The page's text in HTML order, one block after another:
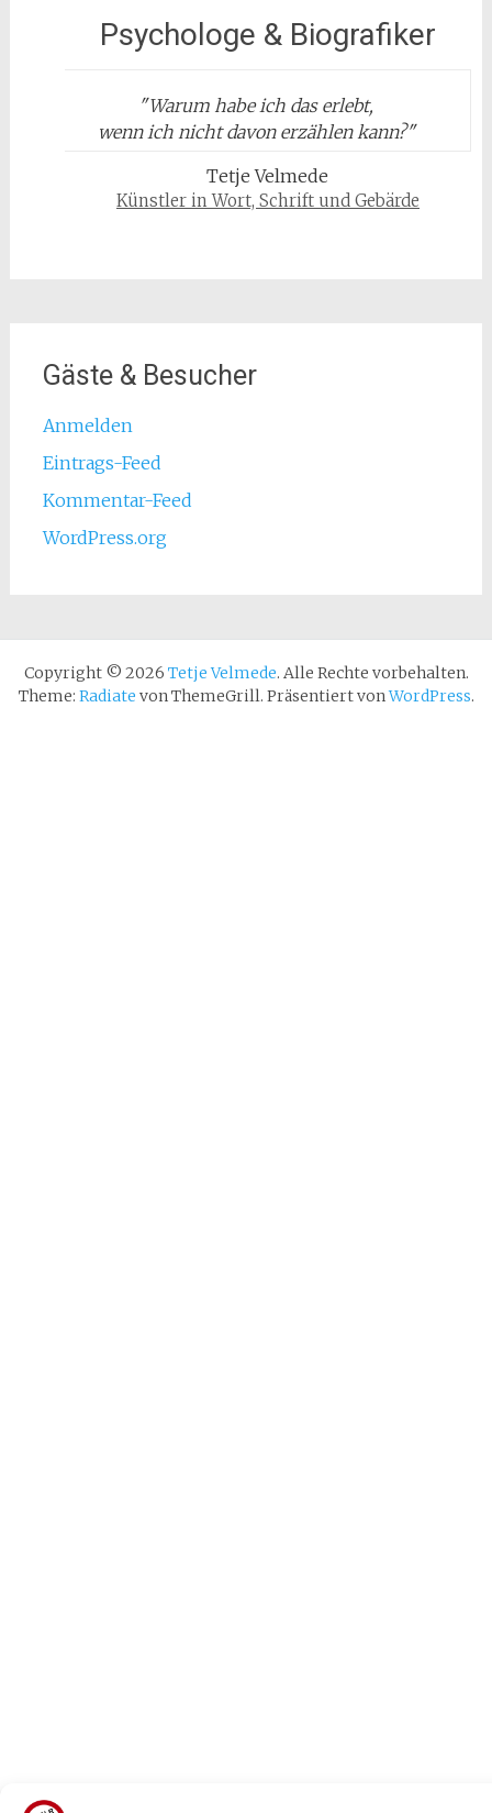
Psychologe & Biografiker
"Warum habe ich das erlebt,
wenn ich nicht davon erzählen kann?"
Tetje Velmede
Künstler in Wort, Schrift und Gebärde
Gäste & Besucher
Anmelden
Eintrags-Feed
Kommentar-Feed
WordPress.org
Copyright © 2026 Tetje Velmede. Alle Rechte vorbehalten.
Theme: Radiate von ThemeGrill. Präsentiert vonWordPress.